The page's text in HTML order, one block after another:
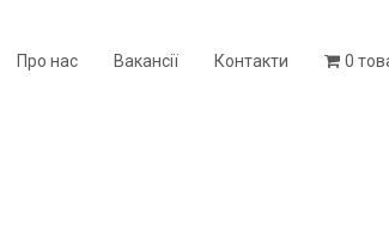
Про нас Вакансії Контакти 0